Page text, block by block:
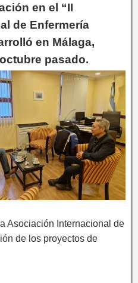
en el “II
de Enfermería
en Málaga,
pasado.
Asociación Internacional de
de los proyectos de